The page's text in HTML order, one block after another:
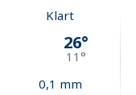
Klart
26°
11°
0,1 mm